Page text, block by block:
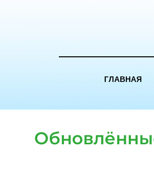
ГЛАВНАЯ